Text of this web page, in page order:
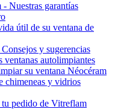
Nuestras garantías
útil de su ventana de
y sugerencias
autolimpiantes
su ventana Néocéram
chimeneas y vidrios
tu pedido de Vitreflam